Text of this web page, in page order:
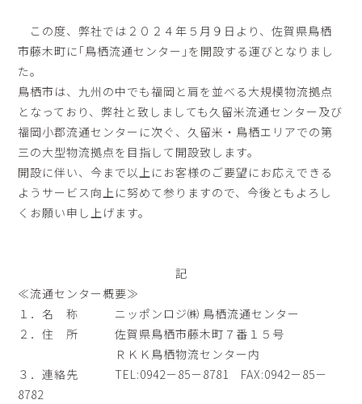
この度、弊社では２０２４年５月９日より、佐賀県鳥栖
市藤木町に｢鳥栖流通センター｣を開設する運びとなりまし
た。
鳥栖市は、九州の中でも福岡と肩を並べる大規模物流拠点
となっており、弊社と致しましても久留米流通センター及び
福岡小郡流通センターに次ぐ、久留米・鳥栖エリアでの第
三の大型物流拠点を目指して開設致します。
開設に伴い、今まで以上にお客様のご要望にお応えできる
ようサービス向上に努めて参りますので、今後ともよろし
くお願い申し上げます。
記
≪流通センター概要≫
１．名 称 ニッポンロジ㈱ 鳥栖流通センター
２．住 所 佐賀県鳥栖市藤木町７番１５号
ＲＫＫ鳥栖物流センター内
３．連絡先 TEL:0942－85－8781 FAX:0942－85－
8782